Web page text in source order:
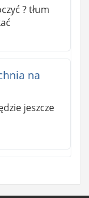
? tłum
na
jeszcze